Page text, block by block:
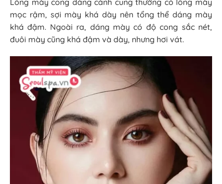
mọc rậm, sợi mày khá dày nên tổng thể dáng mày
khá đậm. Ngoài ra, dáng mày có độ cong sắc nét,
đuôi mày cũng khá đậm và dày, nhưng hơi vát.